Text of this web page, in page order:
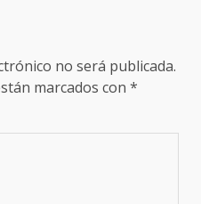
no será publicada.
marcados con *